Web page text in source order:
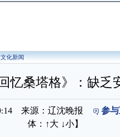
文化新闻
忆桑塔格》：缺乏
来源：辽沈晚报
参
体： ↑大 ↓小】